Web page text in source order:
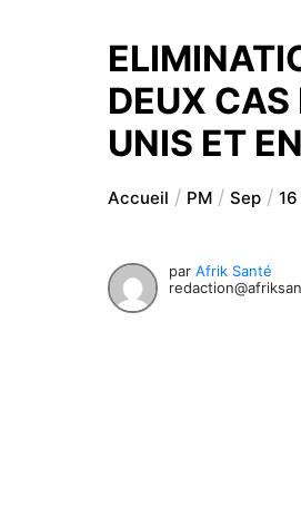
DEUX CAS
UNIS ET
Accueil PM Sep 16
par Afrik Santé